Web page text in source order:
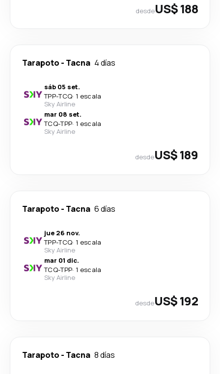
desdeUS$ 188
Tarapoto - Tacna 4 días
sáb 05 set.
TPP-TCQ· 1 escala
Sky Airline
mar 08 set.
TCQ-TPP· 1 escala
Sky Airline
desdeUS$ 189
Tarapoto - Tacna 6 días
jue 26 nov.
TPP-TCQ· 1 escala
Sky Airline
mar 01 dic.
TCQ-TPP· 1 escala
Sky Airline
desdeUS$ 192
Tarapoto - Tacna 8 días